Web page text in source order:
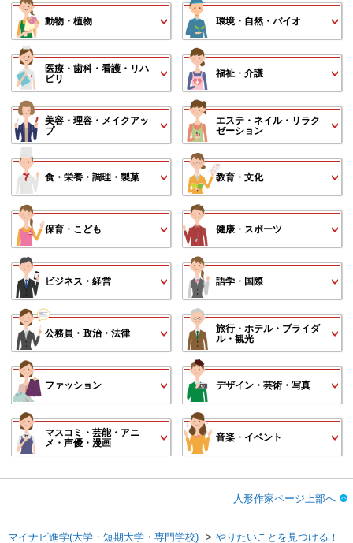
動物・植物 環境・自然・バイオ
医療・歯科・看護・リハ
ビリ
福祉・介護
美容・理容・メイクアッ
プ
エステ・ネイル・リラク
ゼーション
食・栄養・調理・製菓 教育・文化
保育・こども 健康・スポーツ
ビジネス・経営 語学・国際
公務員・政治・法律
旅行・ホテル・ブライダ
ル・観光
ファッション デザイン・芸術・写真
マスコミ・芸能・アニ
メ・声優・漫画
音楽・イベント
人形作家ページ上部へ
マイナビ進学(大学・短期大学・専門学校) やりたいことを見つける！